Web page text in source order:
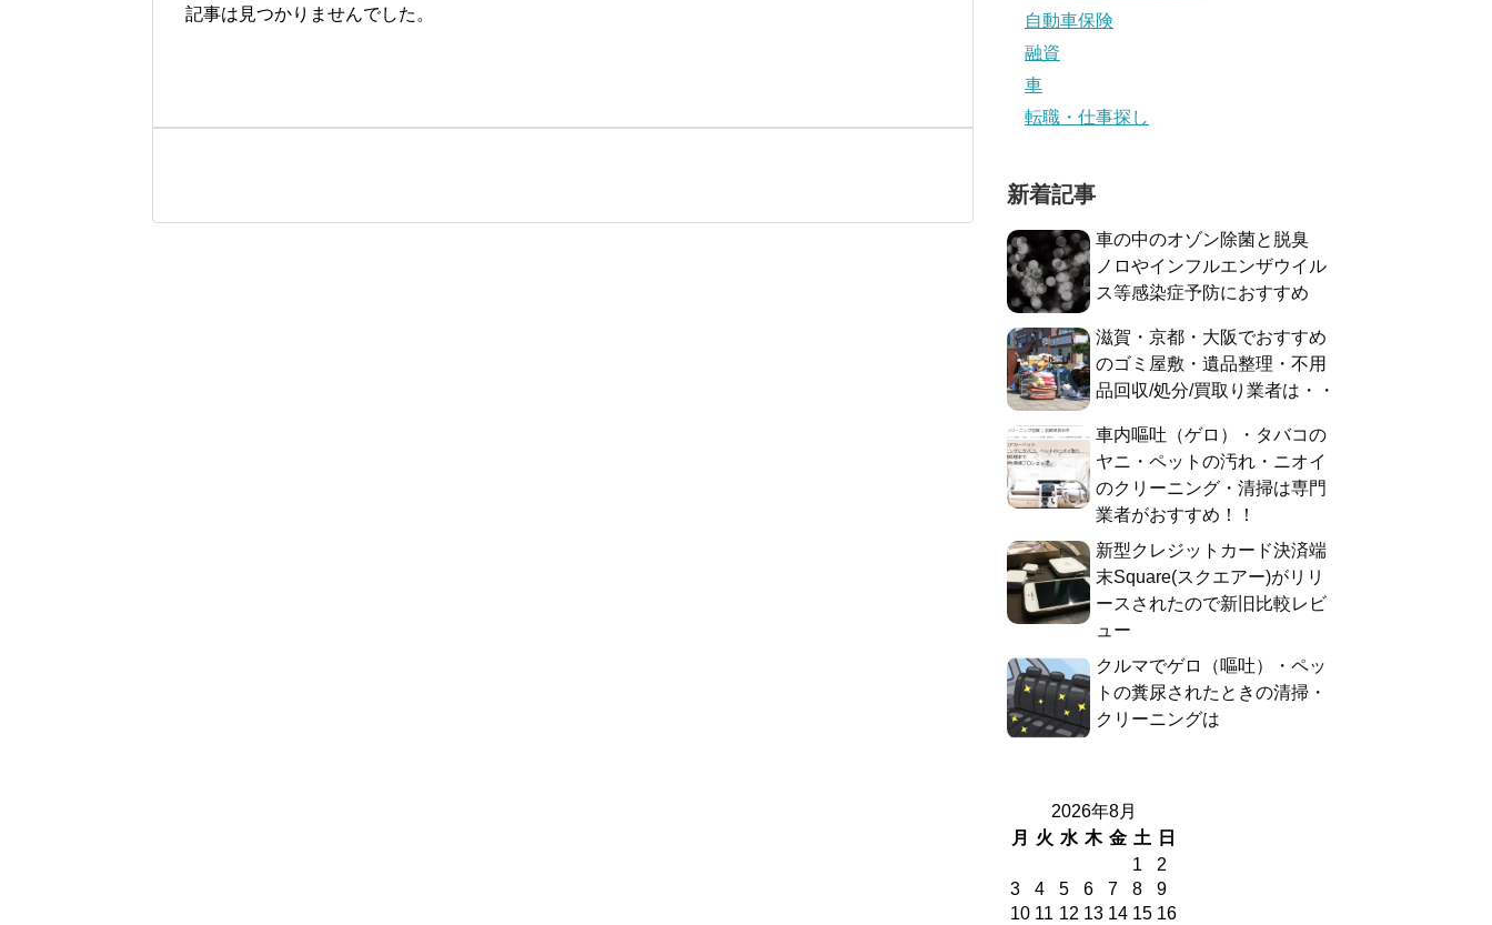
記事は見つかりませんでした。
自動車保険
融資
車
転職・仕事探し
新着記事
車の中のオゾン除菌と脱臭
ノロやインフルエンザウイル
ス等感染症予防におすすめ
滋賀・京都・大阪でおすすめ
のゴミ屋敷・遺品整理・不用
品回収/処分/買取り業者は・・
車内嘔吐（ゲロ）・タバコの
ヤニ・ペットの汚れ・ニオイ
のクリーニング・清掃は専門
業者がおすすめ！！
新型クレジットカード決済端
末Square(スクエアー)がリリ
ースされたので新旧比較レビ
ュー
クルマでゲロ（嘔吐）・ペッ
トの糞尿されたときの清掃・
クリーニングは
2026年8月
月
火 水 木 金 土 日
1
2
3
4 5 6 7 8
9
10 11 12 13 14 15 16